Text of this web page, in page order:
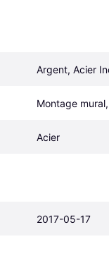
Argent, Acier
Montage
Acier
2017-05-17